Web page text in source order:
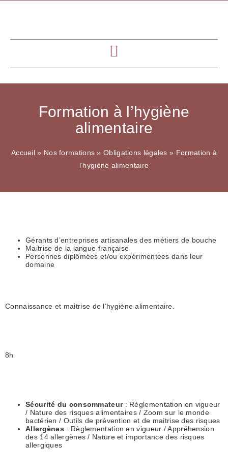
Formation à l’hygiène
alimentaire
Accueil » Nos formations »Obligations légales » Formation à
l’hygiène alimentaire
Gérants d’entreprises artisanales des métiers de bouche
Maitrise de la langue française
Personnes diplômées et/ou expérimentées dans leur
domaine
Connaissance et maitrise de l’hygiène alimentaire.
8h
Sécurité du consommateur: Règlementation en vigueur
/ Nature des risques alimentaires / Zoom sur le monde
bactérien / Outils de prévention et de maitrise des risques
Allergènes : Règlementation en vigueur / Appréhension
des 14 allergènes / Nature et importance des risques
allergiques